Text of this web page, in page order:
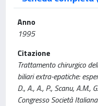
Anno
1995
Citazione
Trattamento chirurgico
biliari extra-epatiche:
D., A., A., P., Scanu,
Congresso Società